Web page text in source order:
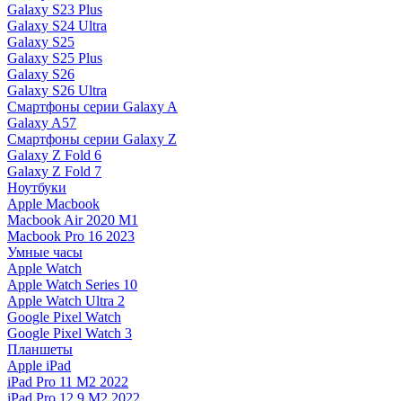
Galaxy S23 Plus
Galaxy S24 Ultra
Galaxy S25
Galaxy S25 Plus
Galaxy S26
Galaxy S26 Ultra
Смартфоны серии Galaxy A
Galaxy A57
Смартфоны серии Galaxy Z
Galaxy Z Fold 6
Galaxy Z Fold 7
Ноутбуки
Apple Macbook
Macbook Air 2020 M1
Macbook Pro 16 2023
Умные часы
Apple Watch
Apple Watch Series 10
Apple Watch Ultra 2
Google Pixel Watch
Google Pixel Watch 3
Планшеты
Apple iPad
iPad Pro 11 M2 2022
iPad Pro 12.9 M2 2022